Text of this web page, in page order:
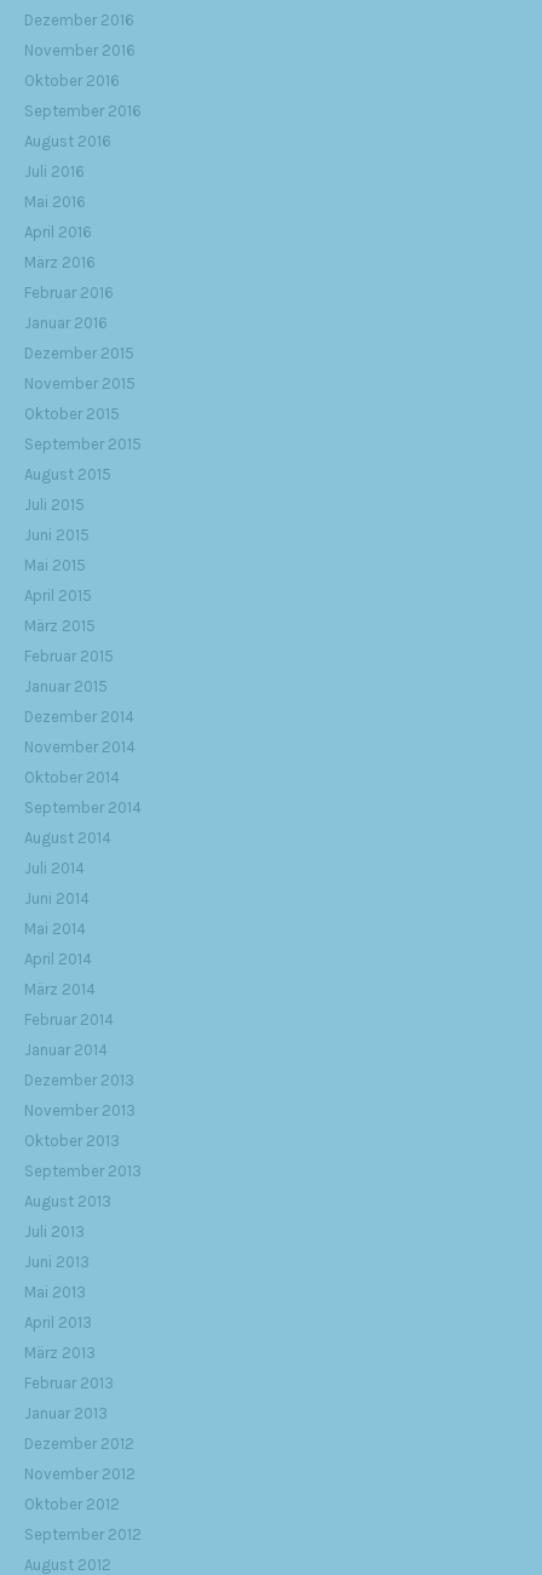
Dezember 2016
November 2016
Oktober 2016
September 2016
August 2016
Juli 2016
Mai 2016
April 2016
März 2016
Februar 2016
Januar 2016
Dezember 2015
November 2015
Oktober 2015
September 2015
August 2015
Juli 2015
Juni 2015
Mai 2015
April 2015
März 2015
Februar 2015
Januar 2015
Dezember 2014
November 2014
Oktober 2014
September 2014
August 2014
Juli 2014
Juni 2014
Mai 2014
April 2014
März 2014
Februar 2014
Januar 2014
Dezember 2013
November 2013
Oktober 2013
September 2013
August 2013
Juli 2013
Juni 2013
Mai 2013
April 2013
März 2013
Februar 2013
Januar 2013
Dezember 2012
November 2012
Oktober 2012
September 2012
August 2012